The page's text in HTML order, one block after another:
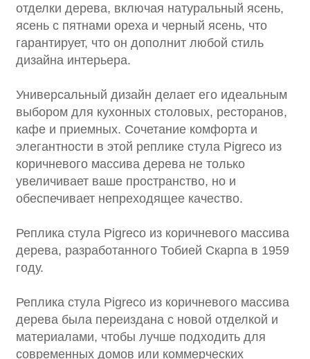
отделки дерева, включая натуральный ясень,
ясень с пятнами ореха и черный ясень, что
гарантирует, что он дополнит любой стиль
дизайна интерьера.
Универсальный дизайн делает его идеальным
выбором для кухонных столовых, ресторанов,
кафе и приемных. Сочетание комфорта и
элегантности в этой реплике стула Pigreco из
коричневого массива дерева не только
увеличивает ваше пространство, но и
обеспечивает непреходящее качество.
Реплика стула Pigreco из коричневого массива
дерева, разработанного Тобией Скарпа в 1959
году.
Реплика стула Pigreco из коричневого массива
дерева была переиздана с новой отделкой и
материалами, чтобы лучше подходить для
современных домов или коммерческих